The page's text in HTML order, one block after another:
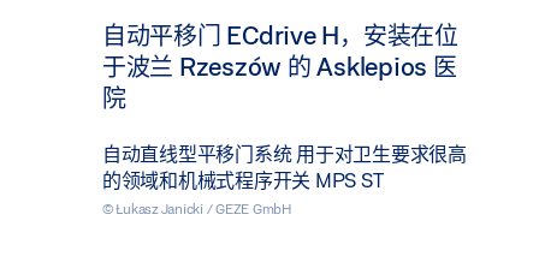
自动平移门 ECdrive H，安装在位
于波兰 Rzeszów 的 Asklepios 医
院
自动直线型平移门系统 用于对卫生要求很高
的领域和机械式程序开关 MPS ST
© Łukasz Janicki / GEZE GmbH